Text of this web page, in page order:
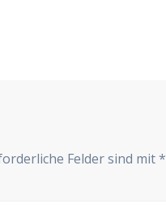
Felder sind mit*